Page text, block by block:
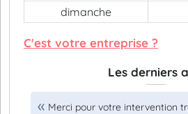
dimanche
C'est votre entreprise ?
Les derniers
Merci pour votre intervention